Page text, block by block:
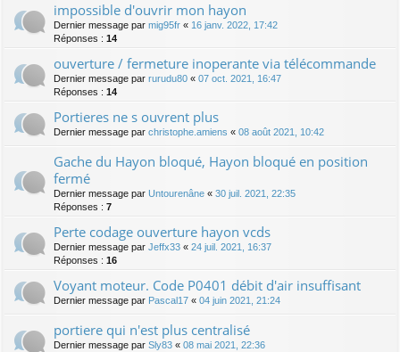
impossible d'ouvrir mon hayon
Dernier message par mig95fr « 16 janv. 2022, 17:42
Réponses : 14
ouverture / fermeture inoperante via télécommande
Dernier message par rurudu80 « 07 oct. 2021, 16:47
Réponses : 14
Portieres ne s ouvrent plus
Dernier message par christophe.amiens « 08 août 2021, 10:42
Gache du Hayon bloqué, Hayon bloqué en position
fermé
Dernier message par Untourenâne « 30 juil. 2021, 22:35
Réponses : 7
Perte codage ouverture hayon vcds
Dernier message par Jeffx33 « 24 juil. 2021, 16:37
Réponses : 16
Voyant moteur. Code P0401 débit d'air insuffisant
Dernier message par Pascal17 « 04 juin 2021, 21:24
portiere qui n'est plus centralisé
Dernier message par Sly83 « 08 mai 2021, 22:36